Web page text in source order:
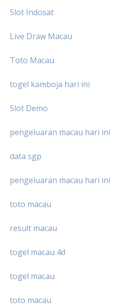
Slot Indosat
Live Draw Macau
Toto Macau
togel kamboja hari ini
Slot Demo
pengeluaran macau hari ini
data sgp
pengeluaran macau hari ini
toto macau
result macau
togel macau 4d
togel macau
toto macau